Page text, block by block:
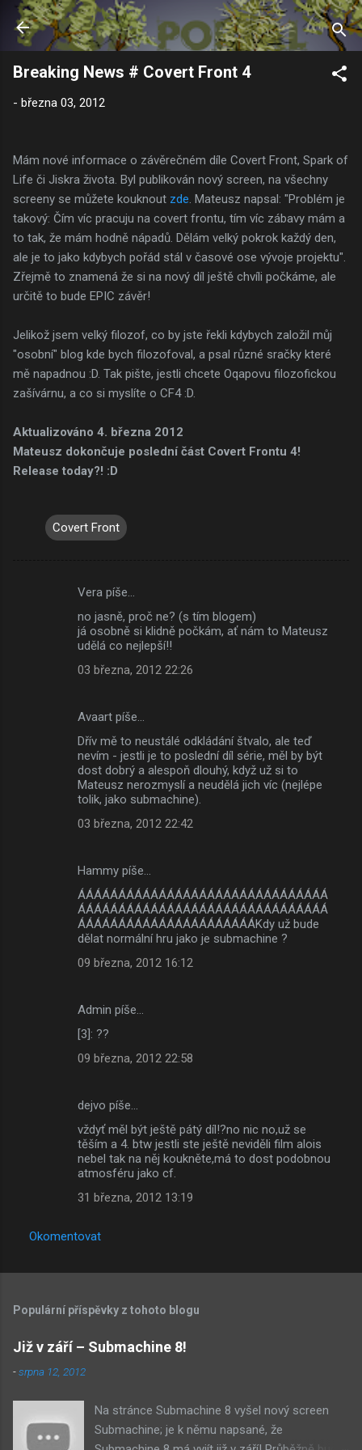
Přeskočit na hlavní obsah
Breaking News # Covert Front 4
- března 03, 2012
Mám nové informace o závěrečném díle Covert Front, Spark of
Life či Jiskra života. Byl publikován nový screen, na všechny
screeny se můžete kouknout zde . Mateusz napsal: "Problém je
takový: Čím víc pracuju na covert frontu, tím víc zábavy mám a
to tak, že mám hodně nápadů. Dělám velký pokrok každý den,
ale je to jako kdybych pořád stál v časové ose vývoje projektu".
Zřejmě to znamená že si na nový díl ještě chvíli počkáme, ale
určitě to bude EPIC závěr!
Jelikož jsem velký filozof, co by jste řekli kdybych založil můj
"osobní" blog kde bych filozofoval, a psal různé sračky které
mě napadnou :D. Tak pište, jestli chcete Oqapovu filozofickou
zašívárnu, a co si myslíte o CF4 :D.
Aktualizováno 4. března 2012
Mateusz dokončuje poslední část Covert Frontu 4!
Release today?! :D
Covert Front
Vera píše…
no jasně, proč ne? (s tím blogem)
já osobně si klidně počkám, ať nám to Mateusz
udělá co nejlepší!!
03 března, 2012 22:26
Avaart píše…
Dřív mě to neustálé odkládání štvalo, ale teď
nevím - jestli je to poslední díl série, měl by být
dost dobrý a alespoň dlouhý, když už si to
Mateusz nerozmyslí a neudělá jich víc (nejlépe
tolik, jako submachine).
03 března, 2012 22:42
Hammy píše…
ÁÁÁÁÁÁÁÁÁÁÁÁÁÁÁÁÁÁÁÁÁÁÁÁÁÁÁÁÁÁÁ
ÁÁÁÁÁÁÁÁÁÁÁÁÁÁÁÁÁÁÁÁÁÁÁÁÁÁÁÁÁÁÁ
ÁÁÁÁÁÁÁÁÁÁÁÁÁÁÁÁÁÁÁÁÁÁKdy už bude
dělat normální hru jako je submachine ?
09 března, 2012 16:12
Admin píše…
[3]: ??
09 března, 2012 22:58
dejvo píše…
vždyť měl být ještě pátý díl!?no nic no,už se
těším a 4. btw jestli ste ještě neviděli film alois
nebel tak na něj koukněte,má to dost podobnou
atmosféru jako cf.
31 března, 2012 13:19
Okomentovat
Populární příspěvky z tohoto blogu
Již v září – Submachine 8!
-srpna 12, 2012
Na stránce Submachine 8 vyšel nový screen
Submachine; je k němu napsané, že